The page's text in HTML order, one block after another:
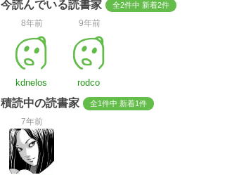
今読んでいる読書家 全2件中 新着2件
8年前
kdnelos
9年前
rodco
積読中の読書家 全1件中 新着1件
7年前